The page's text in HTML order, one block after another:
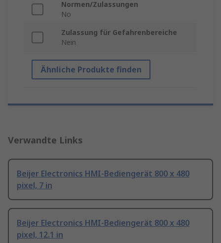
Normen/Zulassungen
No
Zulassung für Gefahrenbereiche
Nein
Ähnliche Produkte finden
Verwandte Links
Beijer Electronics HMI-Bediengerät 800 x 480
pixel, 7 in
Beijer Electronics HMI-Bediengerät 800 x 480
pixel, 12.1 in